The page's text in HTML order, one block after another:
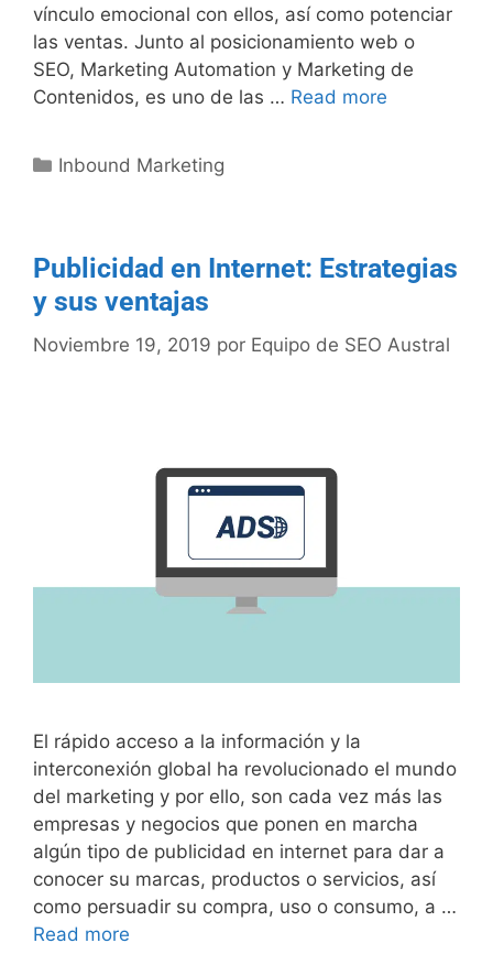
vínculo emocional con ellos, así como potenciar
las ventas. Junto al posicionamiento web o
SEO, Marketing Automation y Marketing de
Contenidos, es uno de las … Read more
Inbound Marketing
Publicidad en Internet: Estrategias
y sus ventajas
Noviembre 19, 2019 por Equipo de SEO Austral
El rápido acceso a la información y la
interconexión global ha revolucionado el mundo
del marketing y por ello, son cada vez más las
empresas y negocios que ponen en marcha
algún tipo de publicidad en internet para dar a
conocer su marcas, productos o servicios, así
como persuadir su compra, uso o consumo, a …
Read more